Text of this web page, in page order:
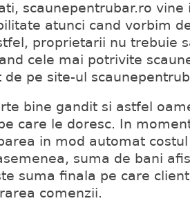
scaunepentrubar.ro
atunci cand vorbim
proprietarii nu trebuie
cele mai potrivite
de pe site-ul
bine gandit si astfel
care le doresc. In
in mod automat
suma de bani
suma finala pe care
comenzii.